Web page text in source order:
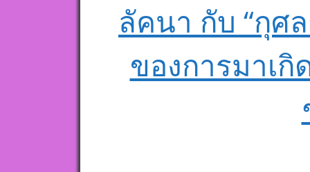
ลัคนา กับ “กุศ
ของการมาเ